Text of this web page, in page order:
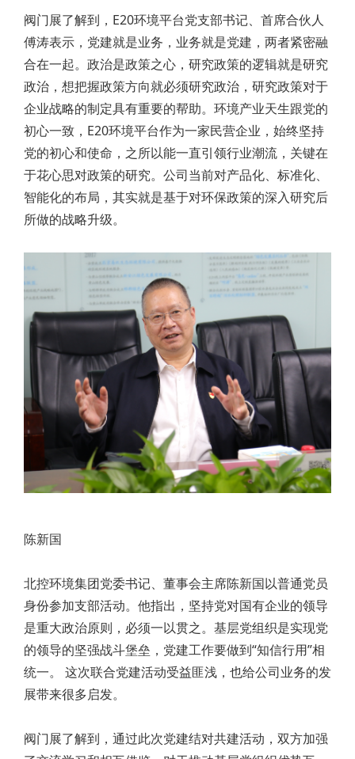
阀门展了解到，E20环境平台党支部书记、首席合伙人
傅涛表示，党建就是业务，业务就是党建，两者紧密融
合在一起。政治是政策之心，研究政策的逻辑就是研究
政治，想把握政策方向就必须研究政治，研究政策对于
企业战略的制定具有重要的帮助。环境产业天生跟党的
初心一致，E20环境平台作为一家民营企业，始终坚持
党的初心和使命，之所以能一直引领行业潮流，关键在
于花心思对政策的研究。公司当前对产品化、标准化、
智能化的布局，其实就是基于对环保政策的深入研究后
所做的战略升级。
陈新国
北控环境集团党委书记、董事会主席陈新国以普通党员
身份参加支部活动。他指出，坚持党对国有企业的领导
是重大政治原则，必须一以贯之。基层党组织是实现党
的领导的坚强战斗堡垒，党建工作要做到“知信行用”相
统一。 这次联合党建活动受益匪浅，也给公司业务的发
展带来很多启发。
阀门展了解到，通过此次党建结对共建活动，双方加强